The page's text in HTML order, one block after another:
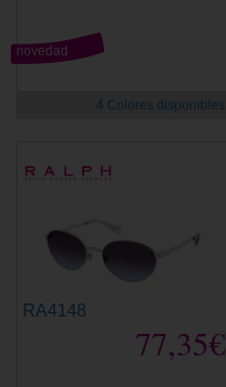
novedad
4 Colores disponibles
RA4148
77,35€